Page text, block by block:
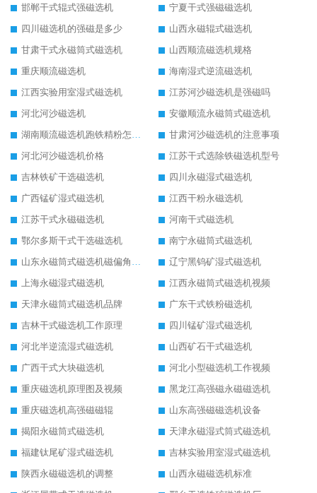
邯郸干式辊式强磁选机
宁夏干式强磁磁选机
四川磁选机的强磁是多少
山西永磁辊式磁选机
甘肃干式永磁筒式磁选机
山西顺流磁选机规格
重庆顺流磁选机
海南湿式逆流磁选机
江西实验用室湿式磁选机
江苏河沙磁选机是强磁吗
河北河沙磁选机
安徽顺流永磁筒式磁选机
湖南顺流磁选机跑铁精粉怎么处理
甘肃河沙磁选机的注意事项
河北河沙磁选机价格
江苏干式选除铁磁选机型号
吉林铁矿干选磁选机
四川永磁湿式磁选机
广西锰矿湿式磁选机
江西干粉永磁选机
江苏干式永磁磁选机
河南干式磁选机
鄂尔多斯干式干选磁选机
南宁永磁筒式磁选机
山东永磁筒式磁选机磁偏角怎么调整
辽宁黑钨矿湿式磁选机
上海永磁湿式磁选机
江西永磁筒式磁选机视频
天津永磁筒式磁选机品牌
广东干式铁粉磁选机
吉林干式磁选机工作原理
四川锰矿湿式磁选机
河北半逆流湿式磁选机
山西矿石干式磁选机
广西干式大块磁选机
河北小型磁选机工作视频
重庆磁选机原理图及视频
黑龙江高强磁永磁磁选机
重庆磁选机高强磁磁辊
山东高强磁磁选机设备
揭阳永磁筒式磁选机
天津永磁湿式筒式磁选机
福建钛尾矿湿式磁选机
吉林实验用室湿式磁选机
陕西永磁磁选机的调整
山西永磁磁选机标准